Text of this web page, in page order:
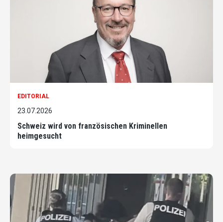
EDITORIAL
23.07.2026
Schweiz wird von französischen Kriminellen
heimgesucht